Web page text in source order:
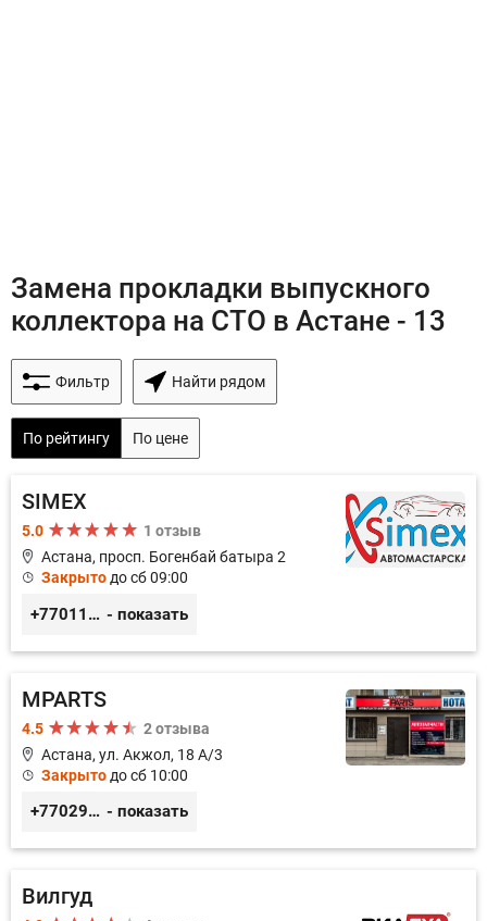
Замена прокладки выпускного
коллектора на СТО в Астане - 13
Фильтр Найти рядом
По рейтингу По цене
SIMEX
5.0
1 отзыв
Астана, просп. Богенбай батыра 2
Закрыто до сб 09:00
+77011248780 - показать
MPARTS
4.5
2 отзыва
Астана, ул. Акжол, 18 А/3
Закрыто до сб 10:00
+77029352979 - показать
Вилгуд